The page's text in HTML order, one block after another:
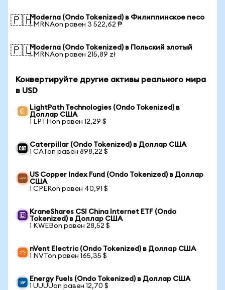
🇵🇭Moderna (Ondo Tokenized) в Филиппинское песо
1 MRNAon равен 3 522,62 ₱
🇵🇱Moderna (Ondo Tokenized) в Польский злотый
1 MRNAon равен 215,89 zł
Конвертируйте другие активы реального мира
в USD
LightPath Technologies (Ondo Tokenized) в
Доллар США
1 LPTHon равен 12,29 $
Caterpillar (Ondo Tokenized) в Доллар США
1 CATon равен 898,22 $
US Copper Index Fund (Ondo Tokenized) в Доллар
США
1 CPERon равен 40,91 $
KraneShares CSI China Internet ETF (Ondo
Tokenized) в Доллар США
1 KWEBon равен 28,52 $
nVent Electric (Ondo Tokenized) в Доллар США
1 NVTon равен 165,35 $
Energy Fuels (Ondo Tokenized) в Доллар США
1 UUUUon равен 12,70 $